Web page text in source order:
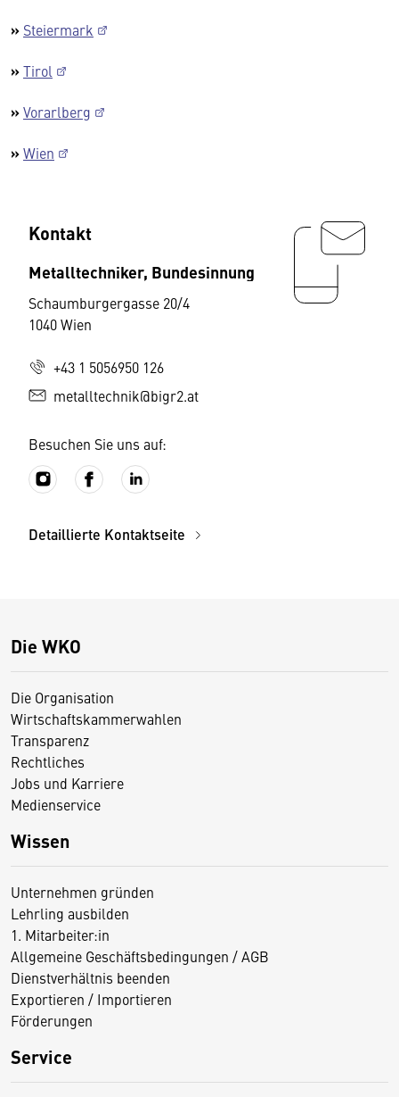
» Steiermark
»Tirol
»Vorarlberg
»Wien
Kontakt
Metalltechniker, Bundesinnung
Schaumburgergasse 20/4
1040 Wien
+43 1 5056950 126
metalltechnik@bigr2.at
Besuchen Sie uns auf:
Detaillierte Kontaktseite
Die WKO
Die Organisation
Wirtschaftskammerwahlen
Transparenz
Rechtliches
Jobs und Karriere
Medienservice
Wissen
Unternehmen gründen
Lehrling ausbilden
1. Mitarbeiter:in
Allgemeine Geschäftsbedingungen / AGB
Dienstverhältnis beenden
Exportieren / Importieren
Förderungen
Service